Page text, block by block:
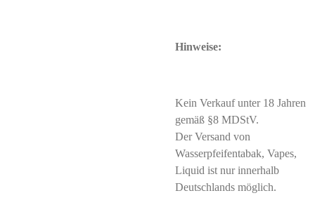
Hinweise:
Kein Verkauf unter 18 Jahren
gemäß §8 MDStV.
Der Versand von
Wasserpfeifentabak, Vapes,
Liquid ist nur innerhalb
Deutschlands möglich.